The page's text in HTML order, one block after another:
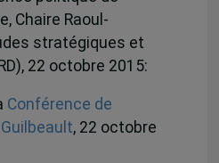
Chaire Raoul-
stratégiques et
22 octobre 2015:
Conférence de
, 22 octobre